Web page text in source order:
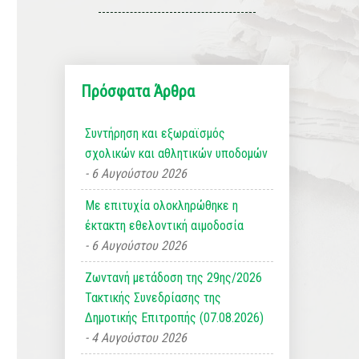
Πρόσφατα Άρθρα
Συντήρηση και εξωραϊσμός
σχολικών και αθλητικών υποδομών
6 Αυγούστου 2026
Με επιτυχία ολοκληρώθηκε η
έκτακτη εθελοντική αιμοδοσία
6 Αυγούστου 2026
Ζωντανή μετάδοση της 29ης/2026
Τακτικής Συνεδρίασης της
Δημοτικής Επιτροπής (07.08.2026)
4 Αυγούστου 2026